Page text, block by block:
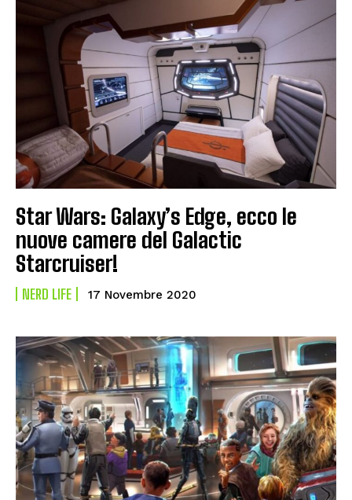
Star Wars: Galaxy’s Edge, ecco le
nuove camere del Galactic
Starcruiser!
NERD LIFE 17 Novembre 2020